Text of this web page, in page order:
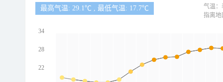
最高气温: 29.1℃ , 最低气温: 17.7℃
34
28
22
气温：
指离地